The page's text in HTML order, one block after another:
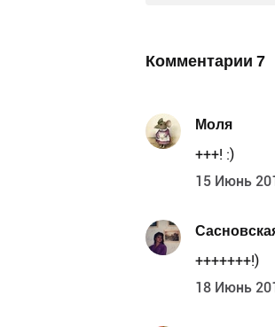
Комментарии 7
Моля
+++! :)
15 Июнь
+++++++!)
18 Июнь